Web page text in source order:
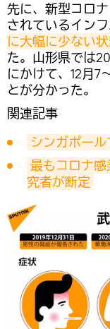
先に、新型コロ
されているイン
に大幅に少ない
た。山形県では
にかけて、12月7
とが分かった。
関連記事
シンガポー
最もコロナ
究者が断定